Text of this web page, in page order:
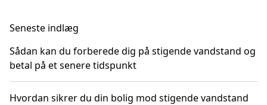
Seneste indlæg
Sådan kan du forberede dig på stigende vandstand og
betal på et senere tidspunkt
Hvordan sikrer du din bolig mod stigende vandstand